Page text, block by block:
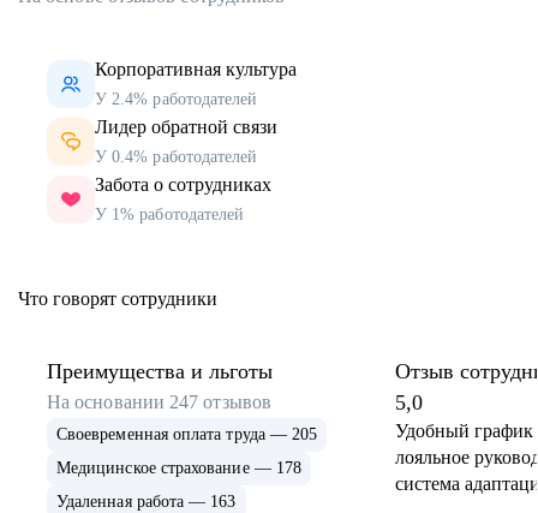
Корпоративная культура
У 2.4% работодателей
Лидер обратной связи
У 0.4% работодателей
Забота о сотрудниках
У 1% работодателей
Что говорят сотрудники
Преимущества и льготы
На основании 247 отзывов
Своевременная оплата труда — 205
Медицинское страхование — 178
Удаленная работа — 163
Отзыв
5,0
Удобный график
лояльное
система